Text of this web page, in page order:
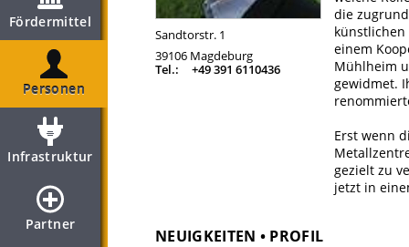
Fördermittel
Personen
Infrastruktur
Partner
Sandtorstr. 1
39106 Magdeburg
Tel.:
+49 391 6110436
die
künstlichen
einem
Mühlheim
gewidmet.
Erst wenn
gezielt zu
jetzt in
NEUIGKEITEN • PROFIL